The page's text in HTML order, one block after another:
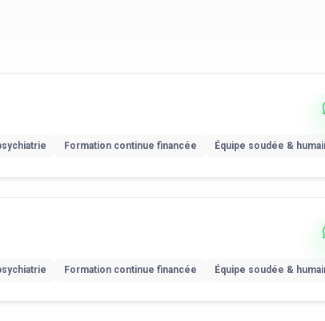
Formation continue financée Équipe soudée &
Formation continue financée Équipe soudée &